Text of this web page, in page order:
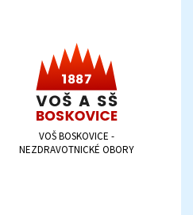
VOŠ BOSKOVICE -
NEZDRAVOTNICKÉ OBORY